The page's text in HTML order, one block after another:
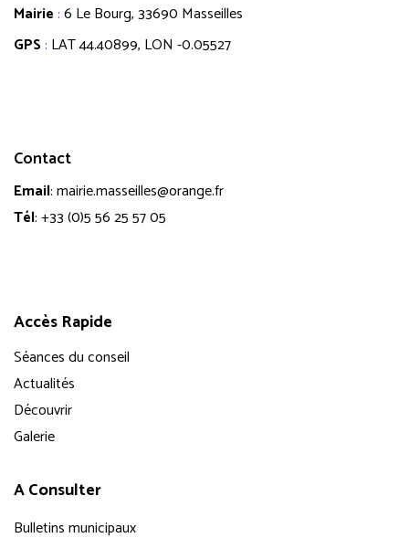
Mairie:6 Le Bourg, 33690 Masseilles
GPS: LAT 44.40899, LON -0.05527
Contact
Email:mairie.masseilles@orange.fr
Tél:+33 (0)5 56 25 57 05
Accès Rapide
Séances du conseil
Actualités
Découvrir
Galerie
A Consulter
Bulletins municipaux